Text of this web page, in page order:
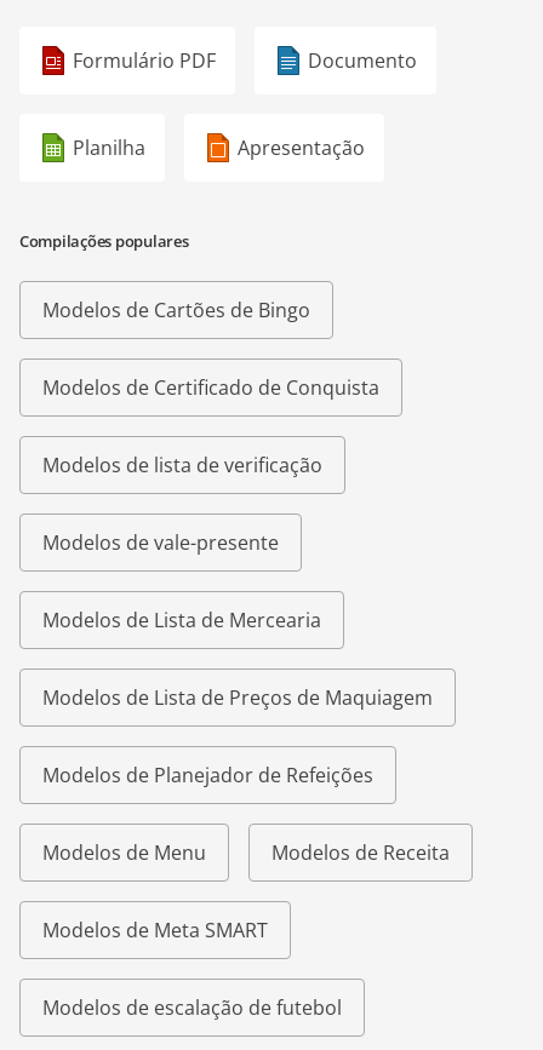
Formulário PDF Documento
Planilha Apresentação
Compilações populares
Modelos de Cartões de Bingo
Modelos de Certificado de Conquista
Modelos de lista de verificação
Modelos de vale-presente
Modelos de Lista de Mercearia
Modelos de Lista de Preços de Maquiagem
Modelos de Planejador de Refeições
Modelos de Menu Modelos de Receita
Modelos de Meta SMART
Modelos de escalação de futebol